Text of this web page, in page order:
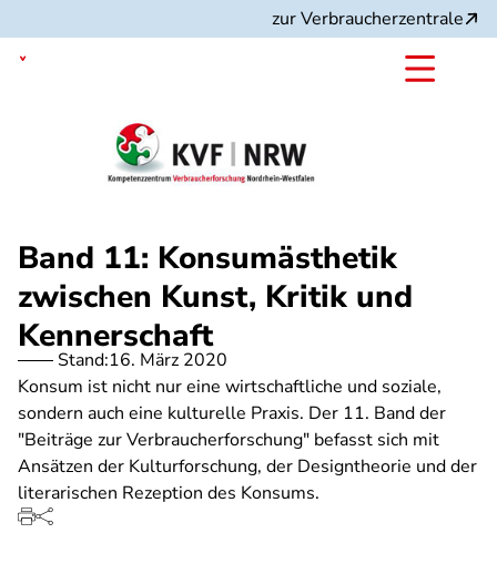
zum
Inhalt
zur Verbraucherzentrale
Band 11: Konsumästhetik
zwischen Kunst, Kritik und
Kennerschaft
Stand:16. März 2020
Konsum ist nicht nur eine wirtschaftliche und soziale,
sondern auch eine kulturelle Praxis. Der 11. Band der
"Beiträge zur Verbraucherforschung" befasst sich mit
Ansätzen der Kulturforschung, der Designtheorie und der
literarischen Rezeption des Konsums.